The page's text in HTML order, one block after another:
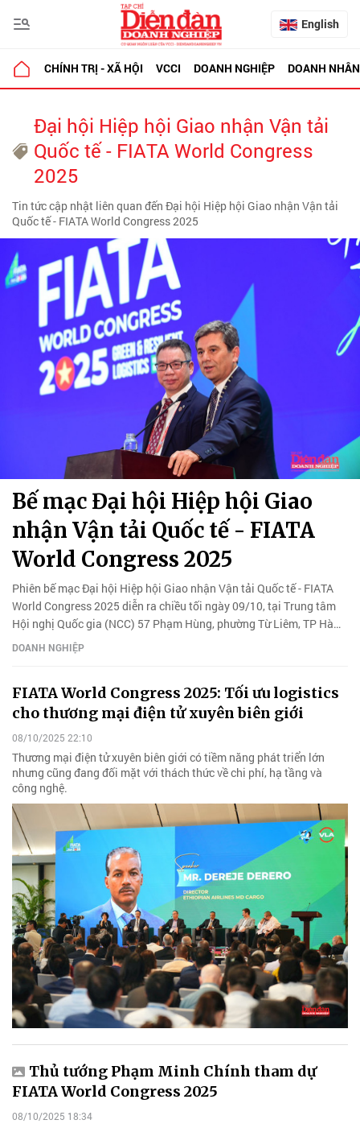
English
CHÍNH TRỊ - XÃ HỘI VCCI DOANH NGHIỆP DOANH NHÂN
Đại hội Hiệp hội Giao nhận Vận tải
Quốc tế - FIATA World Congress
2025
Tin tức cập nhật liên quan đến Đại hội Hiệp hội Giao nhận Vận tải
Quốc tế - FIATA World Congress 2025
Bế mạc Đại hội Hiệp hội Giao
nhận Vận tải Quốc tế - FIATA
World Congress 2025
Phiên bế mạc Đại hội Hiệp hội Giao nhận Vận tải Quốc tế - FIATA
World Congress 2025 diễn ra chiều tối ngày 09/10, tại Trung tâm
Hội nghị Quốc gia (NCC) 57 Phạm Hùng, phường Từ Liêm, TP Hà
Nội.
DOANH NGHIỆP
FIATA World Congress 2025: Tối ưu logistics
cho thương mại điện tử xuyên biên giới
08/10/2025 22:10
Thương mại điện tử xuyên biên giới có tiềm năng phát triển lớn
nhưng cũng đang đối mặt với thách thức về chi phí, hạ tầng và
công nghệ.
Thủ tướng Phạm Minh Chính tham dự
FIATA World Congress 2025
08/10/2025 18:34